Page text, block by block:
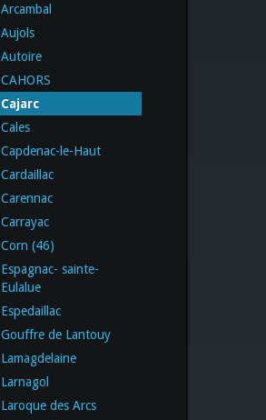
Arcambal
Aujols
Autoire
CAHORS
Cajarc
Cales
Capdenac-le-Haut
Cardaillac
Carennac
Carrayac
Corn (46)
Espagnac- sainte-
Eulalue
Espedaillac
Gouffre de Lantouy
Lamagdelaine
Larnagol
Laroque des Arcs